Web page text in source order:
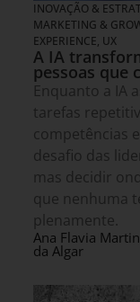
INOVAÇÃO &
MARKETING &
EXPERIENCE, UX
A IA
pessoas que
Enquanto a IA
tarefas
competências
desafio das
mas decidir
que nenhuma
plenamente.
Ana Flavia
da Algar